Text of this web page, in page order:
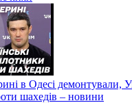
в Одесі демонтували,
шахедів – новини